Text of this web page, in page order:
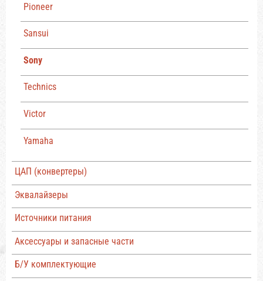
Pioneer
Sansui
Sony
Technics
Victor
Yamaha
ЦАП (конвертеры)
Эквалайзеры
Источники питания
Аксессуары и запасные части
Б/У комплектующие